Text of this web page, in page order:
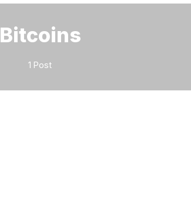
Bitcoins
1 Post